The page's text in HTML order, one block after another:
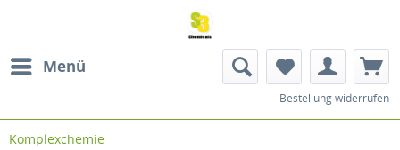
Menü
Bestellung widerrufen
Komplexchemie